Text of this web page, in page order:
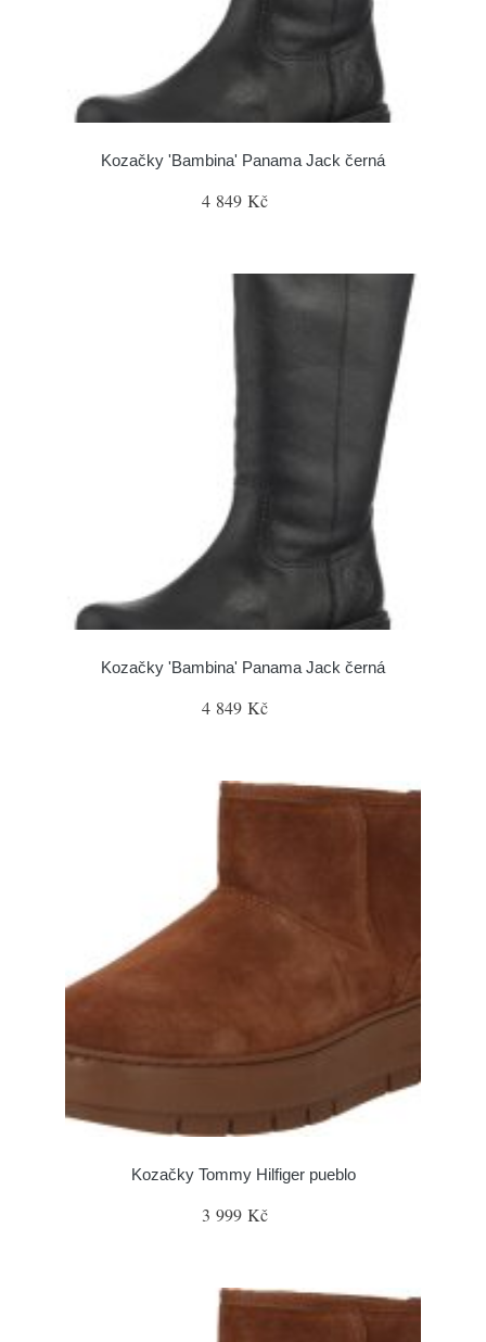
Kozačky 'Bambina' Panama Jack černá
4 849 Kč
Kozačky 'Bambina' Panama Jack černá
4 849 Kč
Kozačky Tommy Hilfiger pueblo
3 999 Kč